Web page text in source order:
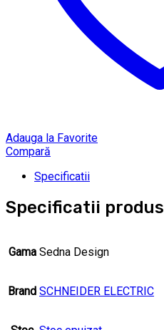
Adauga la Favorite
Compară
Specificatii
Specificatii produs
Gama Sedna Design
Brand SCHNEIDER ELECTRIC